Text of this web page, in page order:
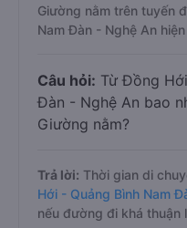
Giường nằm trên tuyến
Nam Đàn - Nghệ An
Câu hỏi: Từ Đồng
Đàn - Nghệ An bao
Giường nằm?
Trả lời: Thời gian di
Hới - Quảng Bình Nam
nếu đường đi khá thuận